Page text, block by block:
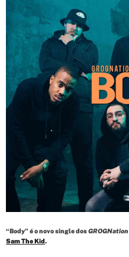
“Body” é o novo single dosGROGNation
Sam The Kid.